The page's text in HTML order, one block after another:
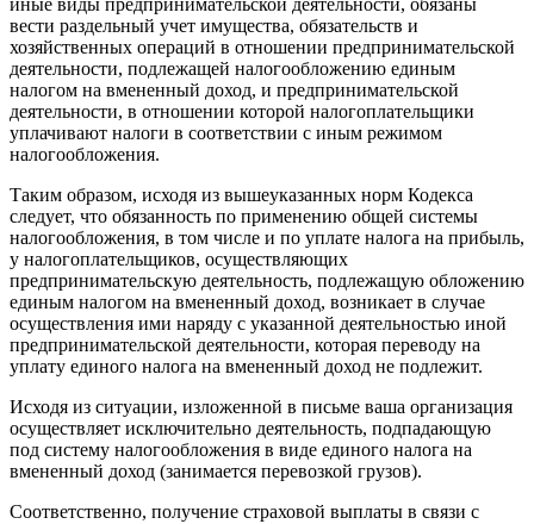
вести раздельный учет имущества, обязательств и
хозяйственных операций в отношении предпринимательской
деятельности, подлежащей налогообложению единым
налогом на вмененный доход, и предпринимательской
деятельности, в отношении которой налогоплательщики
уплачивают налоги в соответствии с иным режимом
налогообложения.
Таким образом, исходя из вышеуказанных норм Кодекса
следует, что обязанность по применению общей системы
налогообложения, в том числе и по уплате налога на прибыль,
у налогоплательщиков, осуществляющих
предпринимательскую деятельность, подлежащую обложению
единым налогом на вмененный доход, возникает в случае
осуществления ими наряду с указанной деятельностью иной
предпринимательской деятельности, которая переводу на
уплату единого налога на вмененный доход не подлежит.
Исходя из ситуации, изложенной в письме ваша организация
осуществляет исключительно деятельность, подпадающую
под систему налогообложения в виде единого налога на
вмененный доход (занимается перевозкой грузов).
Соответственно, получение страховой выплаты в связи с